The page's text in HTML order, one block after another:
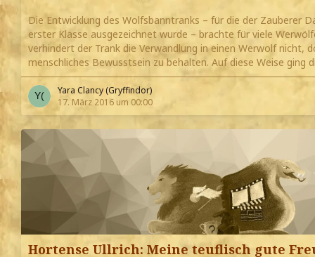
Die Entwicklung des Wolfsbanntranks – für die der Zauberer
erster Klasse ausgezeichnet wurde – brachte für viele
verhindert der Trank die Verwandlung in einen Werwolf nicht,
menschliches Bewusstsein zu behalten. Auf diese Weise ging
Yara Clancy (Gryffindor)
17. März 2016 um 00:00
Hortense Ullrich: Meine teuflisch gute